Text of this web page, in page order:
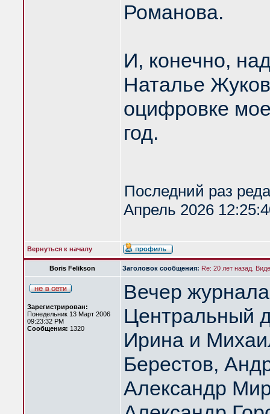
Романова.
И, конечно,
Наталье
оцифровке
год.
Последний раз
Апрель 2026
Вернуться к началу
Boris Felikson Заголовок сообщения: Re: 20 лет назад.
Зарегистрирован:
Понедельник 13 Март 2006
09:23:32 PM
Сообщения: 1320
Вечер
Центральный
Ирина и
Берестов,
Александр